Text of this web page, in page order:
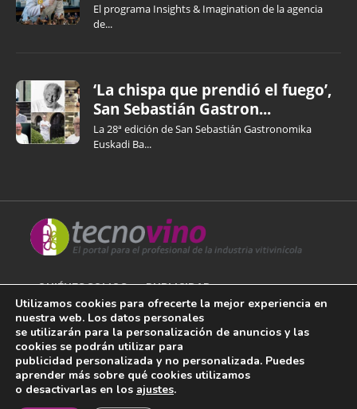
El programa Insights & Imagination de la agencia
de...
‘La chispa que prendió el fuego’,
San Sebastián Gastron...
La 28ª edición de San Sebastián Gastronomika
Euskadi Ba...
QUIÉNES SOMOS PUBLICIDAD
AVISO LEGAL
POLÍTICA DE COOKIES
POLÍTICA DE PRIVACIDAD
Utilizamos cookies para ofrecerte la mejor experiencia en
nuestra web. Los datos personales
se utilizarán para la personalización de anuncios y las
cookies se podrán utilizar para
publicidad personalizada y no personalizada. Puedes
aprender más sobre qué cookies utilizamos
o desactivarlas en los ajustes.